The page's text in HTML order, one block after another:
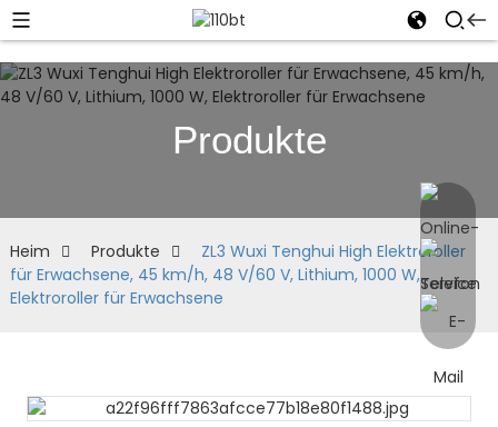
Produkte
Heim Produkte
ZL3 Wuxi Tenghui High Elektroroller
für Erwachsene, 45 km/h, 48 V/60 V, Lithium, 1000 W,
Elektroroller für Erwachsene